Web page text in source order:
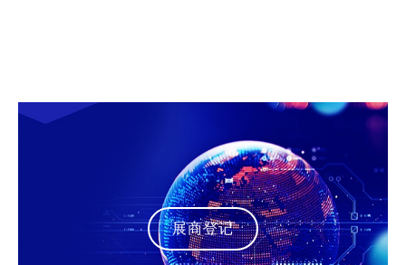
展商登记